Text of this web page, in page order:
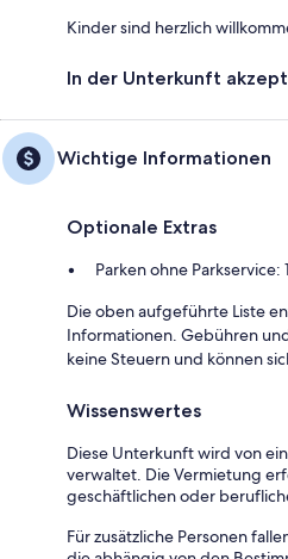
Kinder sind herzlich
In der Unterkunft
Wichtige Informationen
Optionale Extras
Parken ohne Parkservice:
Die oben aufgeführte Liste
Informationen. Gebühren
keine Steuern und können
Wissenswertes
Diese Unterkunft wird von
verwaltet. Die Vermietung
geschäftlichen oder
Für zusätzliche Personen